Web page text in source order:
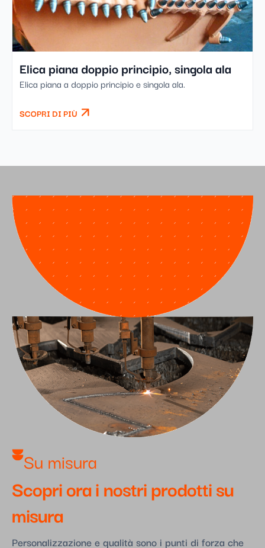
Elica piana doppio principio, singola ala
Elica piana a doppio principio e singola ala.
SCOPRI DI PIÙ
Su misura​
Scopri ora i nostri prodotti su
misura
Personalizzazione e qualità sono i punti di forza che